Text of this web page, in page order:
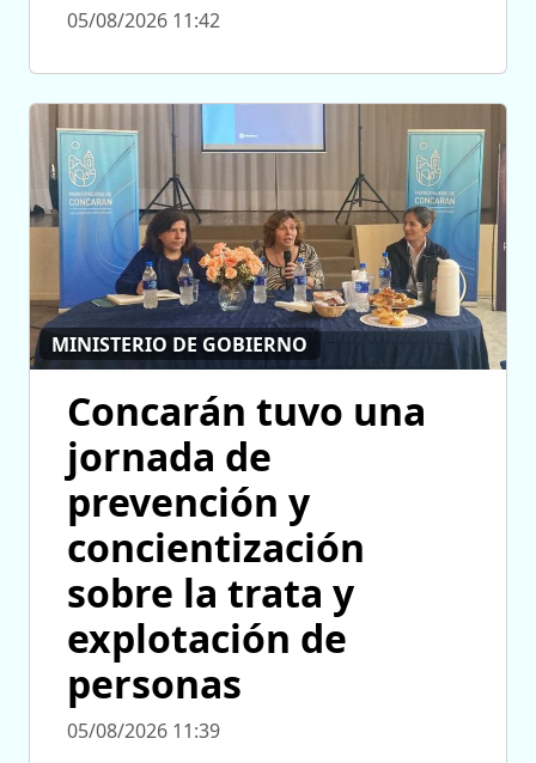
05/08/2026 11:42
MINISTERIO DE GOBIERNO
Concarán tuvo una
jornada de
prevención y
concientización
sobre la trata y
explotación de
personas
05/08/2026 11:39